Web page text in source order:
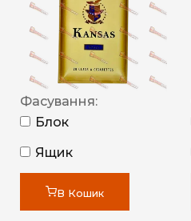
Фасування:
Блок
Ящик
В Кошик